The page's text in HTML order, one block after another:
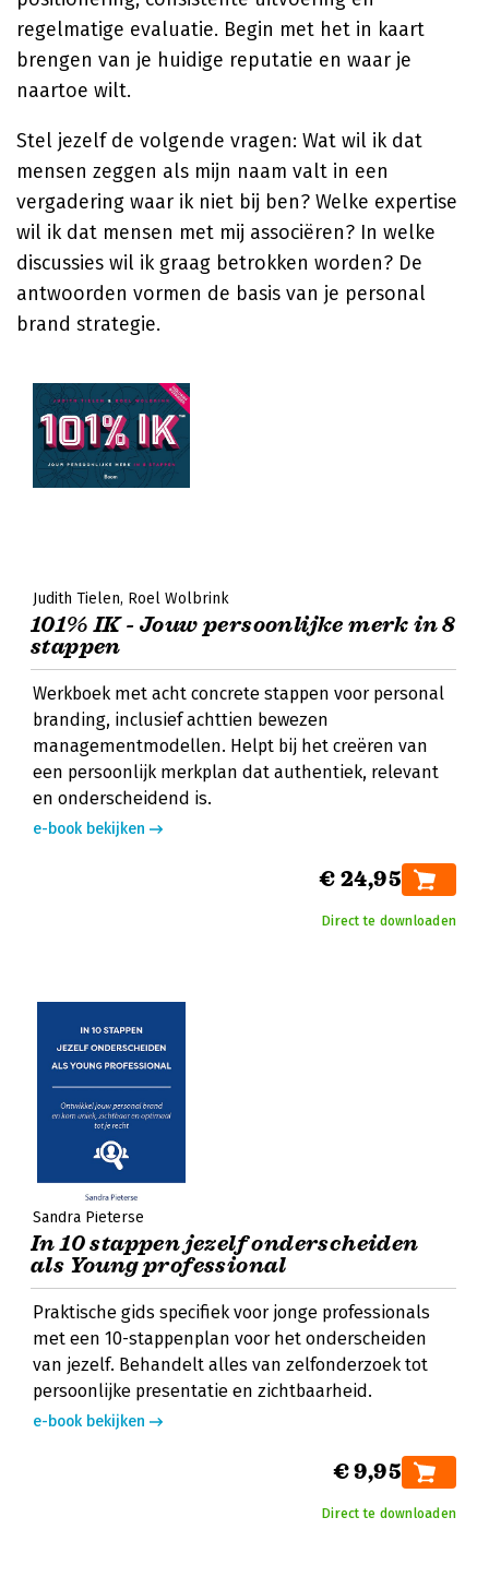
regelmatige evaluatie. Begin met het in kaart
brengen van je huidige reputatie en waar je
naartoe wilt.
Stel jezelf de volgende vragen: Wat wil ik dat
mensen zeggen als mijn naam valt in een
vergadering waar ik niet bij ben? Welke expertise
wil ik dat mensen met mij associëren? In welke
discussies wil ik graag betrokken worden? De
antwoorden vormen de basis van je personal
brand strategie.
Judith Tielen Roel Wolbrink
101% IK - Jouw persoonlijke merk in 8
stappen
Werkboek met acht concrete stappen voor personal
branding, inclusief achttien bewezen
managementmodellen. Helpt bij het creëren van
een persoonlijk merkplan dat authentiek, relevant
en onderscheidend is.
e-book bekijken
€ 24,95
Direct te downloaden
Sandra Pieterse
In 10 stappen jezelf onderscheiden
als Young professional
Praktische gids specifiek voor jonge professionals
met een 10-stappenplan voor het onderscheiden
van jezelf. Behandelt alles van zelfonderzoek tot
persoonlijke presentatie en zichtbaarheid.
e-book bekijken
€ 9,95
Direct te downloaden